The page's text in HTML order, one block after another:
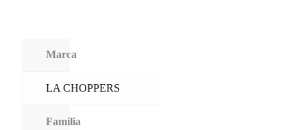
Marca
LA CHOPPERS
Familia